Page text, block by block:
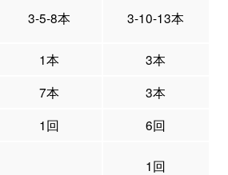
3-5-8本 3-10-13本
1本
3本
7本
3本
1回
6回
1回